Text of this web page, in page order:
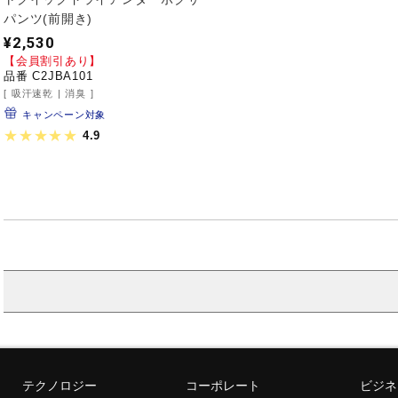
パンツ(前開き)
¥2,530
【会員割引あり】
品番 C2JBA101
吸汗速乾
消臭
キャンペーン対象
4.9
テクノロジー コーポレート ビジ